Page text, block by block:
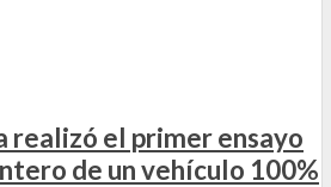
realizó el primer ensayo
de un vehículo 100%